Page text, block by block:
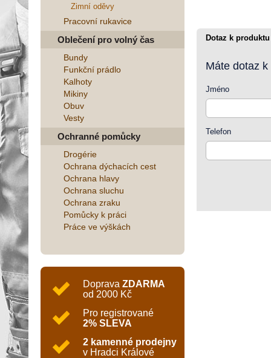
Zimní oděvy
Pracovní rukavice
Oblečení pro volný čas
Bundy
Funkční prádlo
Kalhoty
Mikiny
Obuv
Vesty
Ochranné pomůcky
Drogérie
Ochrana dýchacích cest
Ochrana hlavy
Ochrana sluchu
Ochrana zraku
Pomůcky k práci
Práce ve výškách
Doprava ZDARMA
od 2000 Kč
Pro registrované
2% SLEVA
2 kamenné prodejny
v Hradci Králové
Dotaz k produktu
Máte dotaz
Jméno
Telefon